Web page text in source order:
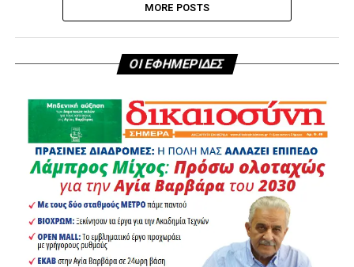
MORE POSTS
ΟΙ ΕΦΗΜΕΡΙΔΕΣ